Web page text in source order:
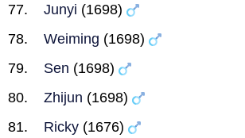
Junyi (1698)
Weiming (1698)
Sen (1698)
Zhijun (1698)
Ricky (1676)